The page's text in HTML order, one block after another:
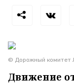
© Дорожный комитет
Движение